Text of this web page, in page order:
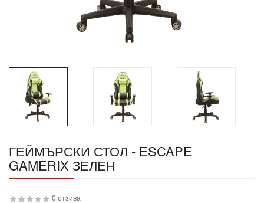
ГЕЙМЪРСКИ СТОЛ - ESCAPE
GAMERIX ЗЕЛЕН
0 отзива